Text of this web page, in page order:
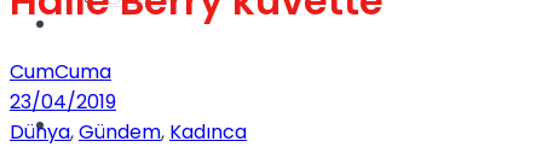
Gündem
Yaşam
CumCuma
23/04/2019
Dünya,Gündem, Kadınca